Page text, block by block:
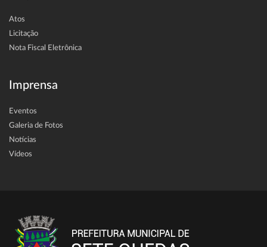
Atos
Licitação
Nota Fiscal Eletrônica
Imprensa
Eventos
Galeria de Fotos
Notícias
Vídeos